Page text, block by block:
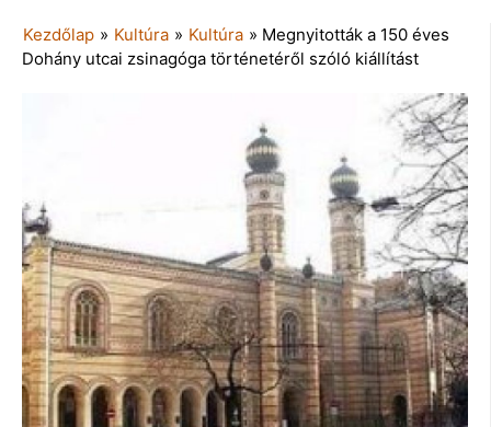
Kezdőlap » Kultúra » Kultúra » Megnyitották a 150 éves
Dohány utcai zsinagóga történetéről szóló kiállítást